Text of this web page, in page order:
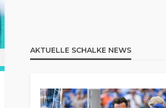
AKTUELLE SCHALKE NEWS